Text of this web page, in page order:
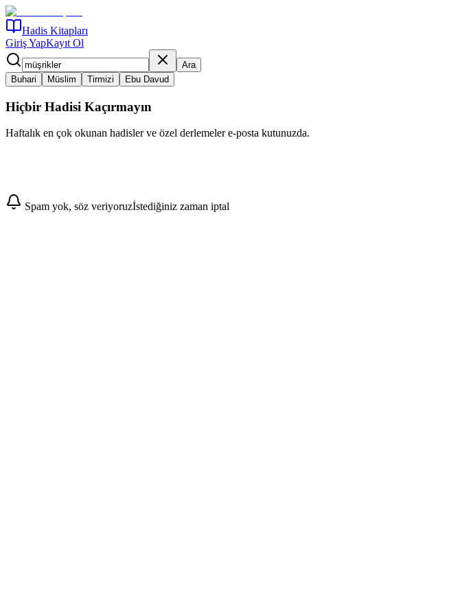
Hadis Kitapları
Giriş YapKayıt Ol
Ara
Buhari
Müslim Tirmizi Ebu Davud
Hiçbir Hadisi Kaçırmayın
Haftalık en çok okunan hadisler ve özel derlemeler e-posta kutunuzda.
Abone Ol
Spam yok, söz veriyoruzİstediğiniz zaman iptal